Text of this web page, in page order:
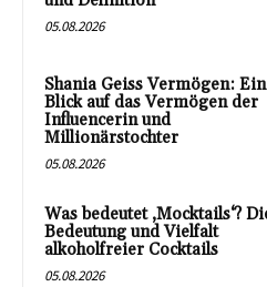
05.08.2026
Shania Geiss Vermögen: Ein
Blick auf das Vermögen der
Influencerin und
Millionärstochter
05.08.2026
Was bedeutet ‚Mocktails‘?
Bedeutung und Vielfalt
alkoholfreier Cocktails
05.08.2026